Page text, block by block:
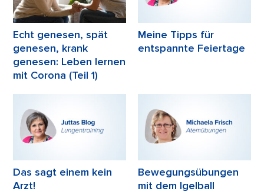
Echt genesen, spät
genesen, krank
genesen: Leben lernen
mit Corona (Teil 1)
Meine Tipps für
entspannte Feiertage
Das sagt einem kein
Arzt!
Bewegungsübungen
mit dem Igelball